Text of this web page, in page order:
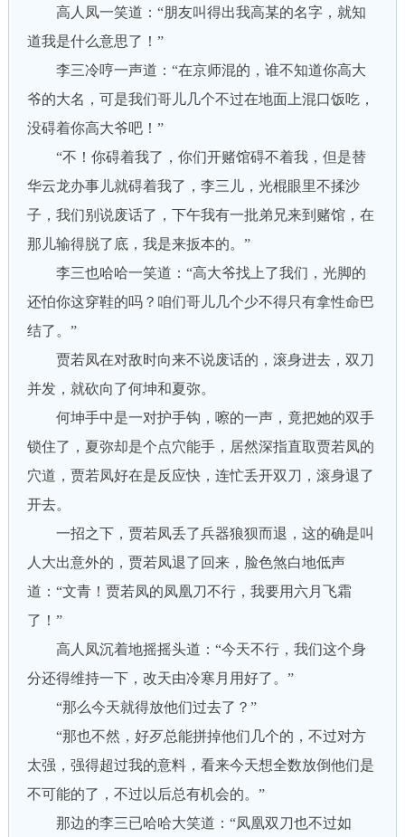
高人凤一笑道：“朋友叫得出我高某的名字，就知
道我是什么意思了！”
李三冷哼一声道：“在京师混的，谁不知道你高大
爷的大名，可是我们哥儿几个不过在地面上混口饭吃，
没碍着你高大爷吧！”
“不！你碍着我了，你们开赌馆碍不着我，但是替
华云龙办事儿就碍着我了，李三儿，光棍眼里不揉沙
子，我们别说废话了，下午我有一批弟兄来到赌馆，在
那儿输得脱了底，我是来扳本的。”
李三也哈哈一笑道：“高大爷找上了我们，光脚的
还怕你这穿鞋的吗？咱们哥儿几个少不得只有拿性命巴
结了。”
贾若凤在对敌时向来不说废话的，滚身进去，双刀
并发，就砍向了何坤和夏弥。
何坤手中是一对护手钩，嚓的一声，竟把她的双手
锁住了，夏弥却是个点穴能手，居然深指直取贾若凤的
穴道，贾若凤好在是反应快，连忙丢开双刀，滚身退了
开去。
一招之下，贾若凤丢了兵器狼狈而退，这的确是叫
人大出意外的，贾若凤退了回来，脸色煞白地低声
道：“文青！贾若凤的凤凰刀不行，我要用六月飞霜
了！”
高人凤沉着地摇摇头道：“今天不行，我们这个身
分还得维持一下，改天由冷寒月用好了。”
“那么今天就得放他们过去了？”
“那也不然，好歹总能拼掉他们几个的，不过对方
太强，强得超过我的意料，看来今天想全数放倒他们是
不可能的了，不过以后总有机会的。”
那边的李三已哈哈大笑道：“凤凰双刀也不过如